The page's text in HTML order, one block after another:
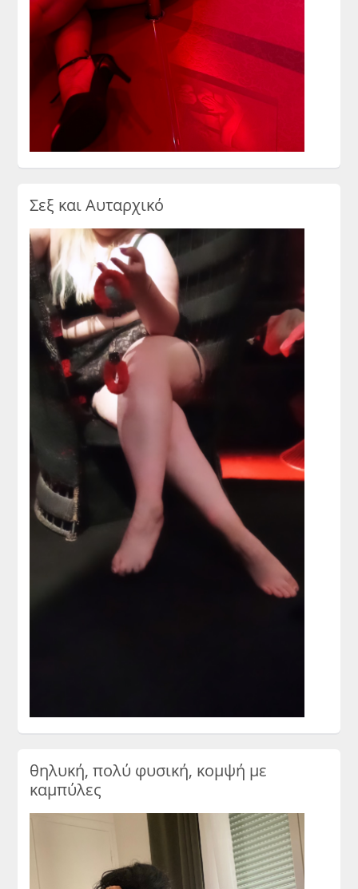
Σεξ και Αυταρχικό
θηλυκή, πολύ φυσική, κομψή με
καμπύλες